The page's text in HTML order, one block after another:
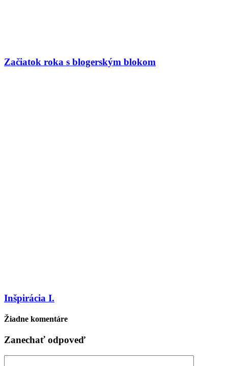
Začiatok roka s blogerským blokom
Inšpirácia I.
Žiadne komentáre
Zanechať odpoveď